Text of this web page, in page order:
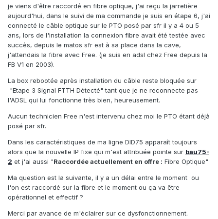
je viens d'être raccordé en fibre optique, j'ai reçu la jarretière
aujourd'hui, dans le suivi de ma commande je suis en étape 6, j'ai
connecté le câble optique sur le PTO posé par sfr il y a 4 ou 5
ans, lors de l'installation la connexion fibre avait été testée avec
succès, depuis le matos sfr est à sa place dans la cave,
j'attendais la fibre avec Free. (je suis en adsl chez Free depuis la
FB V1 en 2003).
La box rebootée après installation du câble reste bloquée sur
"Etape 3 Signal FTTH Détecté" tant que je ne reconnecte pas
l'ADSL qui lui fonctionne très bien, heureusement.
Aucun technicien Free n'est intervenu chez moi le PTO étant déjà
posé par sfr.
Dans les caractéristiques de ma ligne DID75 apparaît toujours
alors que la nouvelle IP fixe qui m'est attribuée pointe sur bau75-
2 et j'ai aussi "Raccordée actuellement en offre : Fibre Optique"
Ma question est la suivante, il y a un délai entre le moment ou
l'on est raccordé sur la fibre et le moment ou ça va être
opérationnel et effectif ?
Merci par avance de m'éclairer sur ce dysfonctionnement.